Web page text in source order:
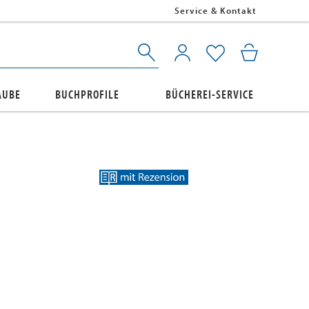
Service & Kontakt
BUCHPROFILE BÜCHEREI-SERVICE